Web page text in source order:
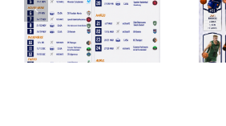
su
proyecto